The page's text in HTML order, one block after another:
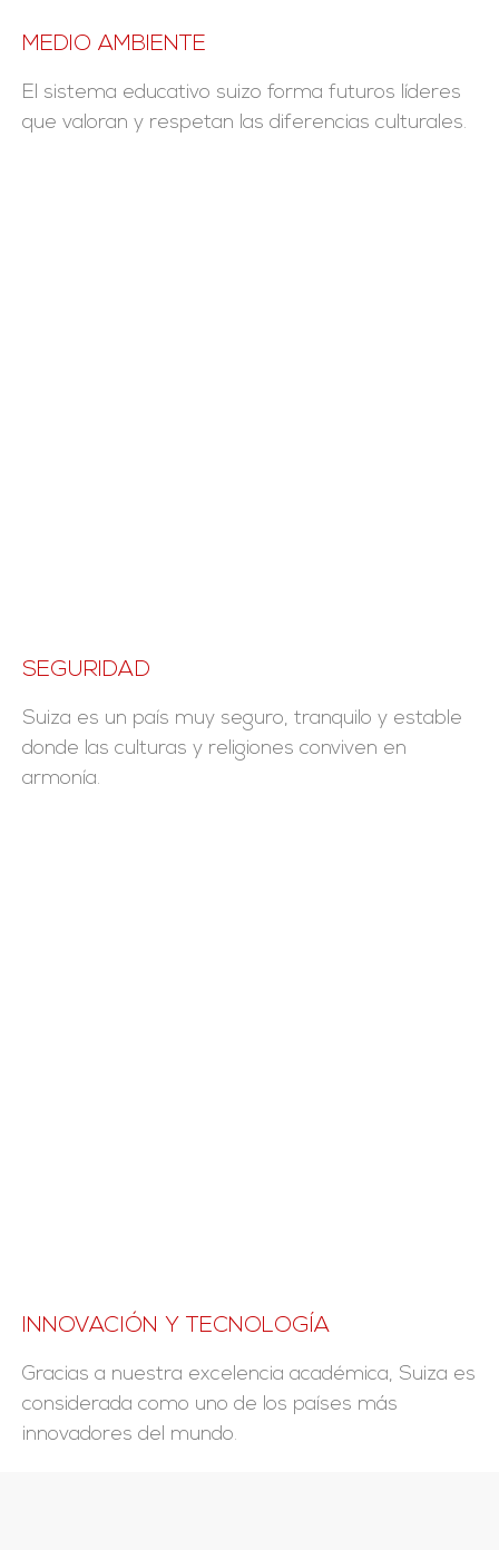
MEDIO AMBIENTE
El sistema educativo suizo forma futuros líderes
que valoran y respetan las diferencias culturales.
SEGURIDAD
Suiza es un país muy seguro, tranquilo y estable
donde las culturas y religiones conviven en
armonía.
INNOVACIÓN Y TECNOLOGÍA
Gracias a nuestra excelencia académica, Suiza es
considerada como uno de los países más
innovadores del mundo.